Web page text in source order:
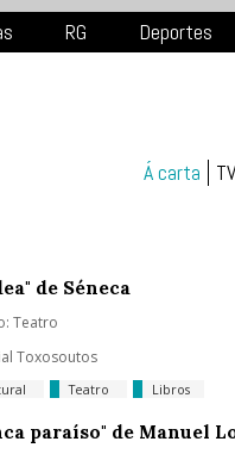
RG Deportes
Á carta
de Séneca
Teatro
Toxosoutos
Teatro Libros
paraíso" de Manuel